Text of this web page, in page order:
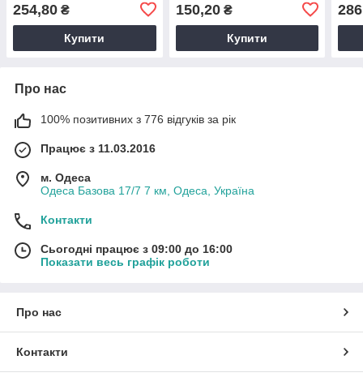
254,80 ₴
Купити
150,20₴
Купити
Про нас
100% позитивних з 776 відгуків за рік
Працює з 11.03.2016
м. Одеса
Одеса Базова 17/7 7 км, Одеса, Україна
Контакти
Сьогодні працює з 09:00 до 16:00
Показати весь графік роботи
Про нас
Контакти